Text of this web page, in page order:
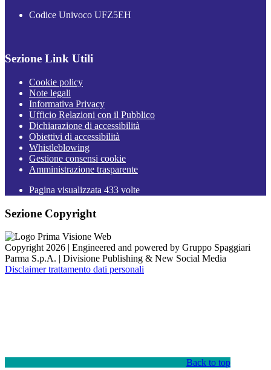
Codice Univoco UFZ5EH
Sezione Link Utili
Cookie policy
Note legali
Informativa Privacy
Ufficio Relazioni con il Pubblico
Dichiarazione di accessibilità
Obiettivi di accessibilità
Whistleblowing
Gestione consensi cookie
Amministrazione trasparente
Pagina visualizzata 433 volte
Sezione Copyright
Copyright 2026 | Engineered and powered by Gruppo Spaggiari
Parma S.p.A. | Divisione Publishing & New Social Media
Disclaimer trattamento dati personali
Back to top